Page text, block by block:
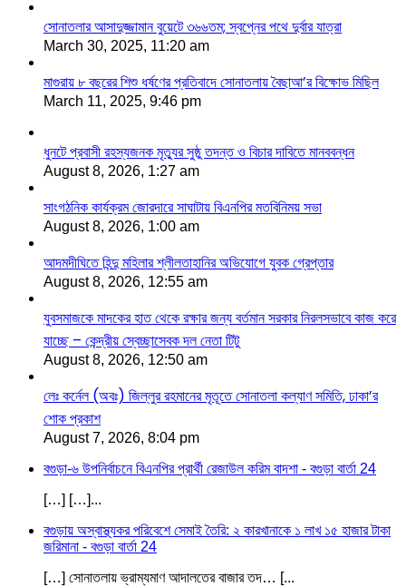
সোনাতলার আসাদুজ্জামান বুয়েটে ৩৬৬তম; স্বপ্নের পথে দুর্বার যাত্রা
March 30, 2025, 11:20 am
মাগুরায় ৮ বছরের শিশু ধর্ষণের প্রতিবাদে সোনাতলায় বৈছাআ’র বিক্ষোভ মিছিল
March 11, 2025, 9:46 pm
ধুনটে প্রবাসী রহস্যজনক মৃত্যুর সুষ্ঠু তদন্ত ও বিচার দাবিতে মানববন্ধন
August 8, 2026, 1:27 am
সাংগঠনিক কার্যক্রম জোরদারে সাঘাটায় বিএনপির মতবিনিময় সভা
August 8, 2026, 1:00 am
আদমদীঘিতে হিন্দু মহিলার শ্লীলতাহানির অভিযোগে যুবক গ্রেপ্তার
August 8, 2026, 12:55 am
যুবসমাজকে মাদকের হাত থেকে রক্ষার জন্য বর্তমান সরকার নিরলসভাবে কাজ করে
যাচ্ছে – কেন্দ্রীয় স্বেচ্ছাসেবক দল নেতা টিটু
August 8, 2026, 12:50 am
লেঃ কর্নেল (অবঃ) জিল্লুর রহমানের মৃতূতে সোনাতলা কল্যাণ সমিতি, ঢাকা’র
শোক প্রকাশ
August 7, 2026, 8:04 pm
বগুড়া-৬ উপনির্বাচনে বিএনপির প্রার্থী রেজাউল করিম বাদশা - বগুড়া বার্তা 24
[…] […]...
বগুড়ায় অস্বাস্থ্যকর পরিবেশে সেমাই তৈরি: ২ কারখানাকে ১ লাখ ১৫ হাজার টাকা
জরিমানা - বগুড়া বার্তা 24
[…] সোনাতলায় ভ্রাম্যমাণ আদালতের বাজার তদ… [...